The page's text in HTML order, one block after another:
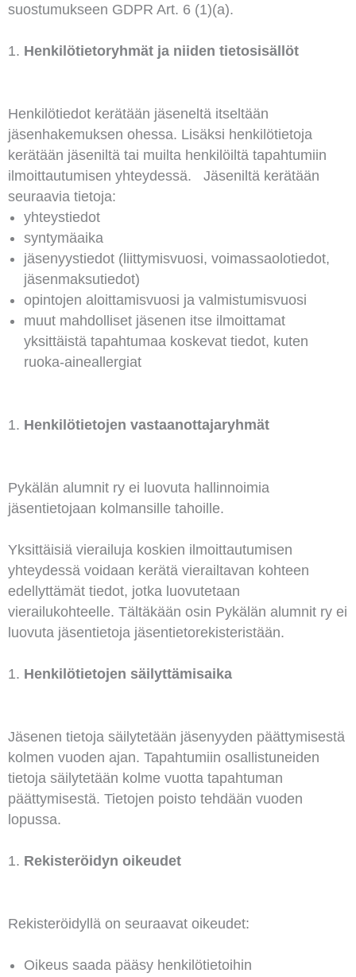
suostumukseen GDPR Art. 6 (1)(a).
Henkilötietoryhmät ja niiden tietosisällöt
Henkilötiedot kerätään jäseneltä itseltään
jäsenhakemuksen ohessa. Lisäksi henkilötietoja
kerätään jäseniltä tai muilta henkilöiltä tapahtumiin
ilmoittautumisen yhteydessä. Jäseniltä kerätään
seuraavia tietoja:
yhteystiedot
syntymäaika
jäsenyystiedot (liittymisvuosi, voimassaolotiedot,
jäsenmaksutiedot)
opintojen aloittamisvuosi ja valmistumisvuosi
muut mahdolliset jäsenen itse ilmoittamat
yksittäistä tapahtumaa koskevat tiedot, kuten
ruoka-aineallergiat
Henkilötietojen vastaanottajaryhmät
Pykälän alumnit ry ei luovuta hallinnoimia
jäsentietojaan kolmansille tahoille.
Yksittäisiä vierailuja koskien ilmoittautumisen
yhteydessä voidaan kerätä vierailtavan kohteen
edellyttämät tiedot, jotka luovutetaan
vierailukohteelle. Tältäkään osin Pykälän alumnit ry ei
luovuta jäsentietoja jäsentietorekisteristään.
Henkilötietojen säilyttämisaika
Jäsenen tietoja säilytetään jäsenyyden päättymisestä
kolmen vuoden ajan. Tapahtumiin osallistuneiden
tietoja säilytetään kolme vuotta tapahtuman
päättymisestä. Tietojen poisto tehdään vuoden
lopussa.
Rekisteröidyn oikeudet
Rekisteröidyllä on seuraavat oikeudet:
Oikeus saada pääsy henkilötietoihin